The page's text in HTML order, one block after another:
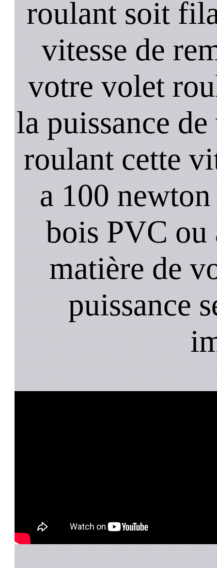
roulant soit
vitesse de
votre volet
la puissance
roulant cette
a 100
bois PVC
matière de
puissance